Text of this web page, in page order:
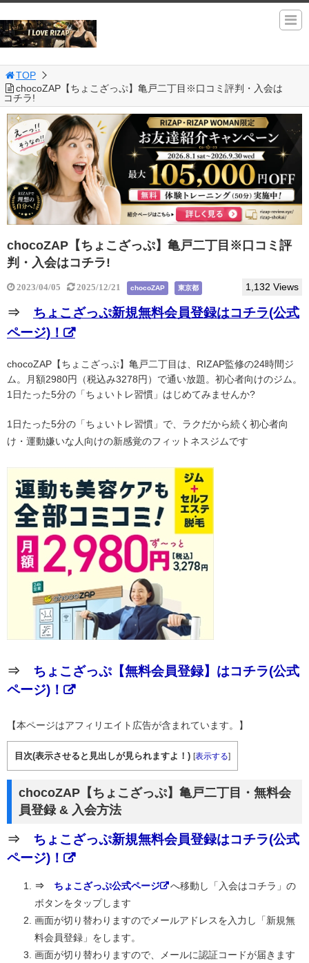
TOP
chocoZAP【ちょこざっぷ】亀戸二丁目※口コミ評判・入会は
コチラ!
chocoZAP【ちょこざっぷ】亀戸二丁目※口コミ評
判・入会はコチラ!
2023/04/05 2025/12/21 chocoZAP 東京都 1,132 Views
⇒ ちょこざっぷ新規無料会員登録はコチラ(公式
ページ)！
chocoZAP【ちょこざっぷ】亀戸二丁目は、RIZAP監修の24時間ジ
ム。月額2980円（税込み3278円）で通い放題。初心者向けのジム。
1日たった5分の「ちょいトレ習慣」はじめてみませんか?
1日たった5分の「ちょいトレ習慣」で、ラクだから続く初心者向
け・運動嫌いな人向けの新感覚のフィットネスジムです
⇒ ちょこざっぷ【無料会員登録】はコチラ(公式
ページ)！
【本ページはアフィリエイト広告が含まれています。】
目次(表示させると見出しが見られますよ！) [表示する]
chocoZAP【ちょこざっぷ】亀戸二丁目・無料会
員登録 & 入会方法
⇒ ちょこざっぷ新規無料会員登録はコチラ(公式
ページ)！
⇒ ちょこざっぷ公式ページ
へ移動し「入会はコチラ」の
ボタンをタップします
画面が切り替わりますのでメールアドレスを入力し「新規無
料会員登録」をします。
画面が切り替わりますので、メールに認証コードが届きます